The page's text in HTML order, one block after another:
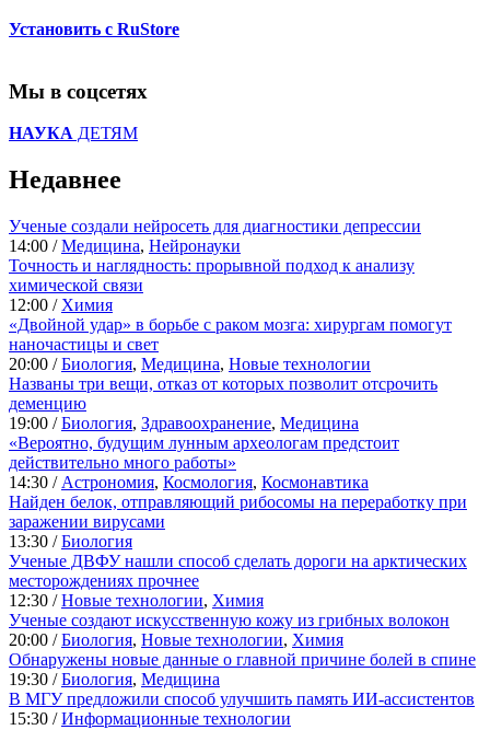
Установить с RuStore
Мы в соцсетях
НАУКА ДЕТЯМ
Недавнее
Ученые создали нейросеть для диагностики депрессии
14:00 /Медицина, Нейронауки
Точность и наглядность: прорывной подход к анализу
химической связи
12:00 / Химия
«Двойной удар» в борьбе с раком мозга: хирургам помогут
наночастицы и свет
20:00 /Биология, Медицина, Новые технологии
Названы три вещи, отказ от которых позволит отсрочить
деменцию
19:00 /Биология, Здравоохранение, Медицина
«Вероятно, будущим лунным археологам предстоит
действительно много работы»
14:30 / Астрономия, Космология, Космонавтика
Найден белок, отправляющий рибосомы на переработку при
заражении вирусами
13:30 /Биология
Ученые ДВФУ нашли способ сделать дороги на арктических
месторождениях прочнее
12:30 /Новые технологии, Химия
Ученые создают искусственную кожу из грибных волокон
20:00 /Биология, Новые технологии, Химия
Обнаружены новые данные о главной причине болей в спине
19:30 /Биология, Медицина
В МГУ предложили способ улучшить память ИИ-ассистентов
15:30 /Информационные технологии